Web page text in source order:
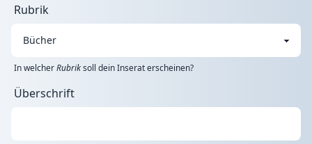
Rubrik
In welcherRubriksoll dein Inserat erscheinen?
Überschrift